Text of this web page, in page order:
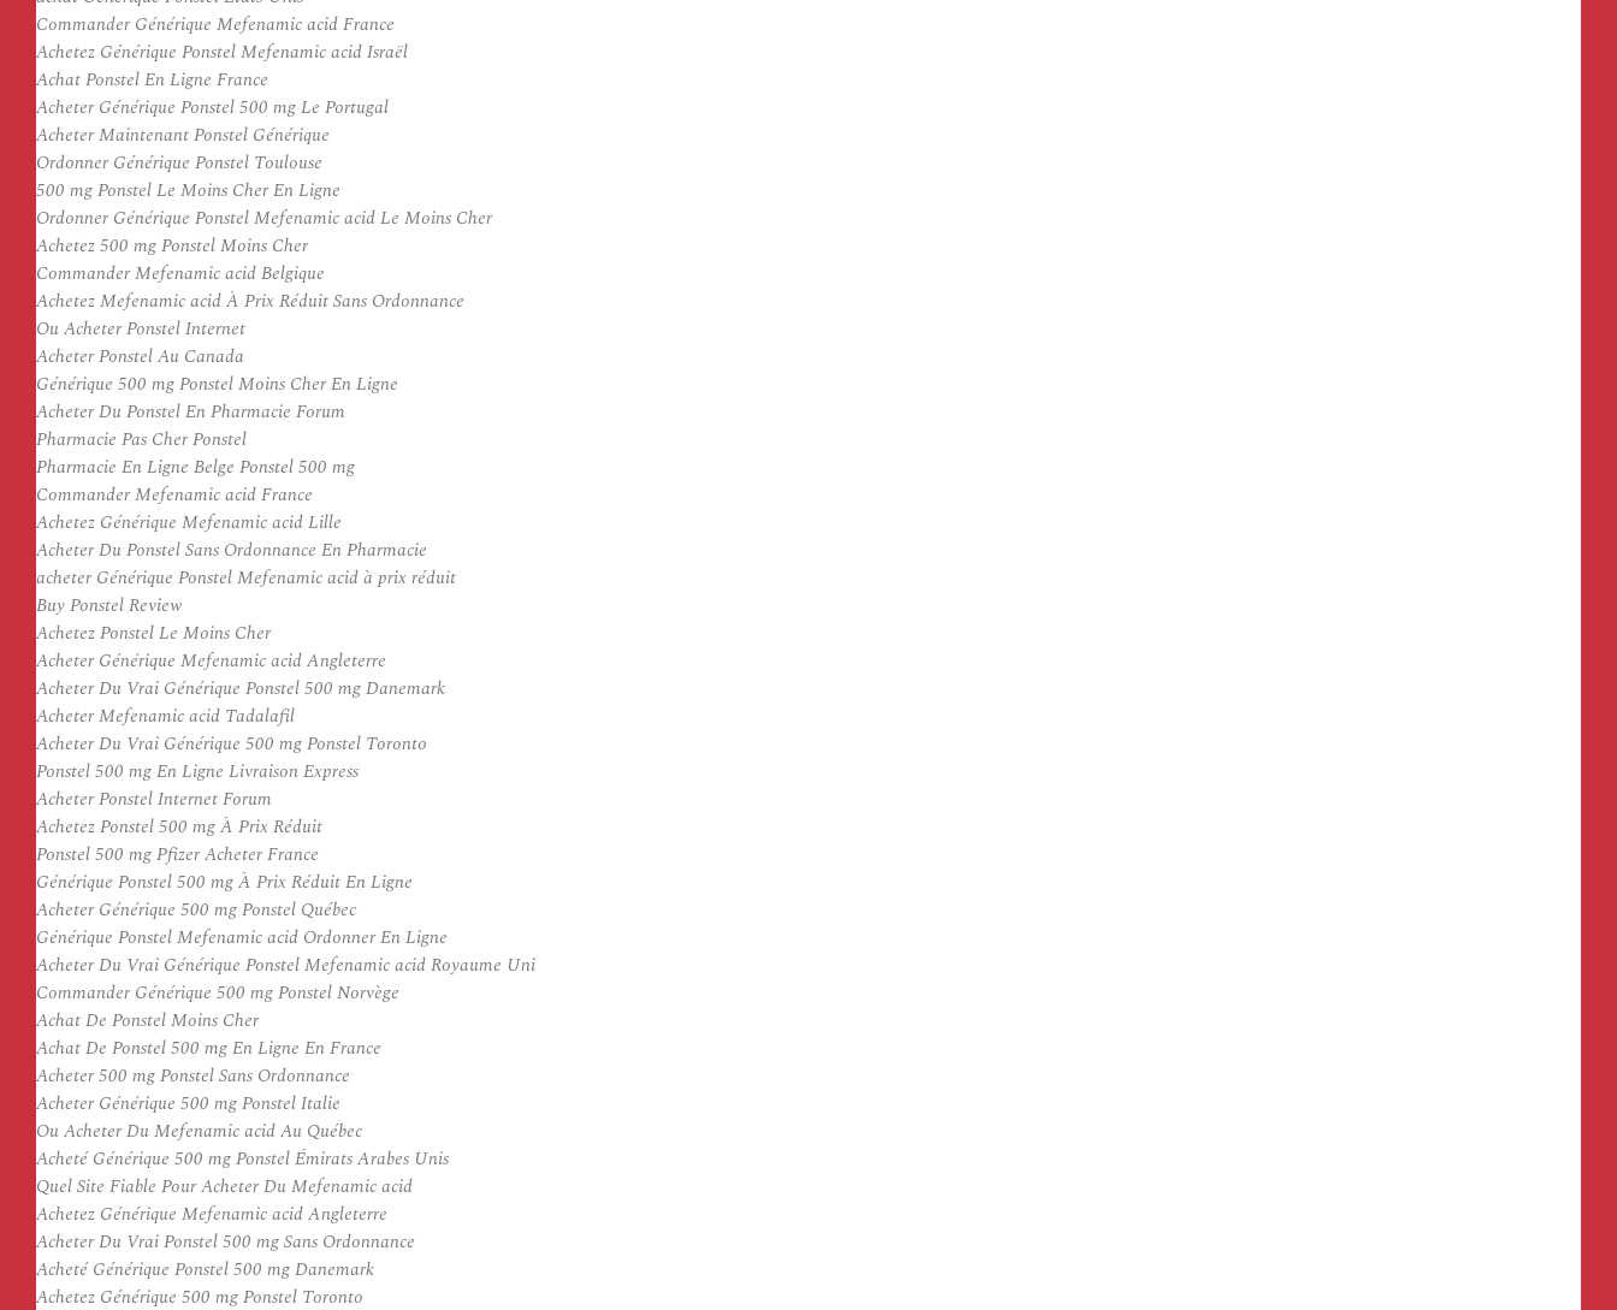
Commander Générique Mefenamic acid France
Achetez Générique Ponstel Mefenamic acid Israël
Achat Ponstel En Ligne France
Acheter Générique Ponstel 500 mg Le Portugal
Acheter Maintenant Ponstel Générique
Ordonner Générique Ponstel Toulouse
500 mg Ponstel Le Moins Cher En Ligne
Ordonner Générique Ponstel Mefenamic acid Le Moins Cher
Achetez 500 mg Ponstel Moins Cher
Commander Mefenamic acid Belgique
Achetez Mefenamic acid À Prix Réduit Sans Ordonnance
Ou Acheter Ponstel Internet
Acheter Ponstel Au Canada
Générique 500 mg Ponstel Moins Cher En Ligne
Acheter Du Ponstel En Pharmacie Forum
Pharmacie Pas Cher Ponstel
Pharmacie En Ligne Belge Ponstel 500 mg
Commander Mefenamic acid France
Achetez Générique Mefenamic acid Lille
Acheter Du Ponstel Sans Ordonnance En Pharmacie
acheter Générique Ponstel Mefenamic acid à prix réduit
Buy Ponstel Review
Achetez Ponstel Le Moins Cher
Acheter Générique Mefenamic acid Angleterre
Acheter Du Vrai Générique Ponstel 500 mg Danemark
Acheter Mefenamic acid Tadalafil
Acheter Du Vrai Générique 500 mg Ponstel Toronto
Ponstel 500 mg En Ligne Livraison Express
Acheter Ponstel Internet Forum
Achetez Ponstel 500 mg À Prix Réduit
Ponstel 500 mg Pfizer Acheter France
Générique Ponstel 500 mg À Prix Réduit En Ligne
Acheter Générique 500 mg Ponstel Québec
Générique Ponstel Mefenamic acid Ordonner En Ligne
Acheter Du Vrai Générique Ponstel Mefenamic acid Royaume Uni
Commander Générique 500 mg Ponstel Norvège
Achat De Ponstel Moins Cher
Achat De Ponstel 500 mg En Ligne En France
Acheter 500 mg Ponstel Sans Ordonnance
Acheter Générique 500 mg Ponstel Italie
Ou Acheter Du Mefenamic acid Au Québec
Acheté Générique 500 mg Ponstel Émirats Arabes Unis
Quel Site Fiable Pour Acheter Du Mefenamic acid
Achetez Générique Mefenamic acid Angleterre
Acheter Du Vrai Ponstel 500 mg Sans Ordonnance
Acheté Générique Ponstel 500 mg Danemark
Achetez Générique 500 mg Ponstel Toronto